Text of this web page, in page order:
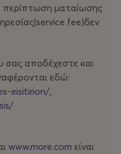
ευρωπαϊκής
παράλογη, παραβολική
όπου αντηχούν η
η εθελοτυφλία
η παράδοση σε
Μέσα σε αυτό το
χωράνε τόσα πολλά
περίπτωση ματαίωσης
fee)δεν
σας αποδέχεστε και
εδώ:
eisitirion/,
www.more.com είναι